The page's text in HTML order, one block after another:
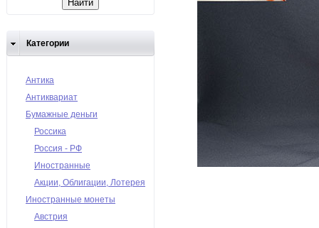
Категории
Антика
Антиквариат
Бумажные деньги
Россика
Россия - РФ
Иностранные
Акции, Облигации, Лотерея
Иностранные монеты
Австрия